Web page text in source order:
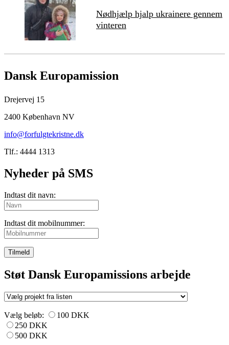
Nødhjælp hjalp ukrainere gennem
vinteren
Dansk Europamission
Drejervej 15
2400 København NV
info@forfulgtekristne.dk
Tlf.: 4444 1313
Nyheder på SMS
Indtast dit navn:
Indtast dit mobilnummer:
Tilmeld
Støt Dansk Europamissions arbejde
Vælg beløb:
100 DKK
250 DKK
500 DKK